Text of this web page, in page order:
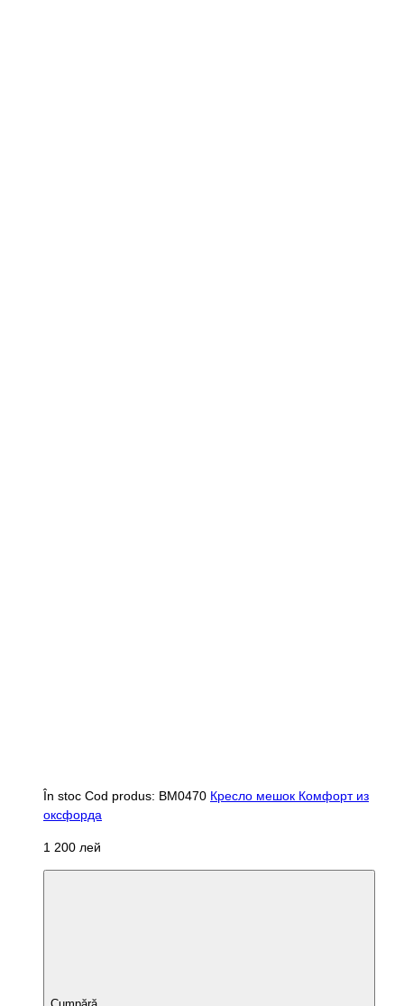
În stoc Cod produs: BM0470 Кресло мешок Комфорт из
оксфорда
1 200 лей